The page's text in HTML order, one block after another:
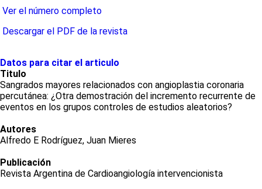
Ver el número completo
Descargar el PDF de la revista
Datos para citar el articulo
Titulo
Sangrados mayores relacionados con angioplastia coronaria
percutánea: ¿Otra demostración del incremento recurrente de
eventos en los grupos controles de estudios aleatorios?
Autores
Alfredo E Rodríguez, Juan Mieres
Publicación
Revista Argentina de Cardioangiología intervencionista